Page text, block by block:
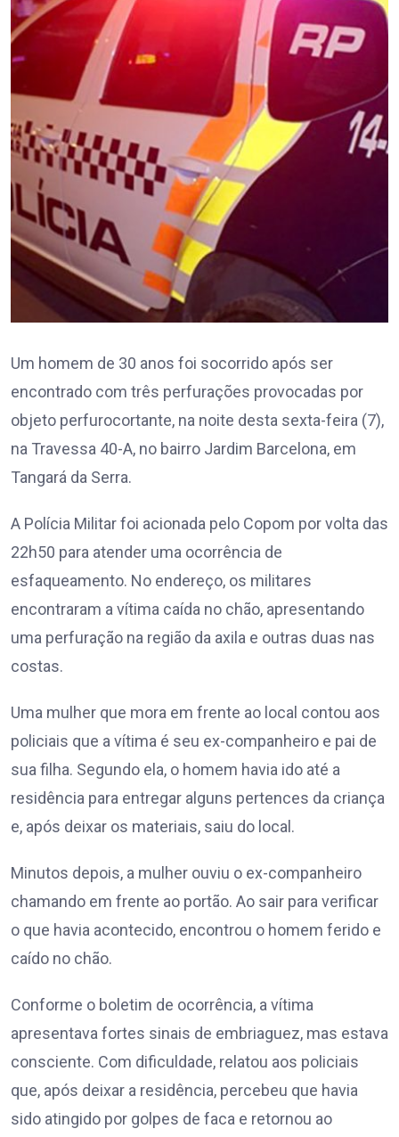
Um homem de 30 anos foi socorrido após ser
encontrado com três perfurações provocadas por
objeto perfurocortante, na noite desta sexta-feira (7),
na Travessa 40-A, no bairro Jardim Barcelona, em
Tangará da Serra.
A Polícia Militar foi acionada pelo Copom por volta das
22h50 para atender uma ocorrência de
esfaqueamento. No endereço, os militares
encontraram a vítima caída no chão, apresentando
uma perfuração na região da axila e outras duas nas
costas.
Uma mulher que mora em frente ao local contou aos
policiais que a vítima é seu ex-companheiro e pai de
sua filha. Segundo ela, o homem havia ido até a
residência para entregar alguns pertences da criança
e, após deixar os materiais, saiu do local.
Minutos depois, a mulher ouviu o ex-companheiro
chamando em frente ao portão. Ao sair para verificar
o que havia acontecido, encontrou o homem ferido e
caído no chão.
Conforme o boletim de ocorrência, a vítima
apresentava fortes sinais de embriaguez, mas estava
consciente. Com dificuldade, relatou aos policiais
que, após deixar a residência, percebeu que havia
sido atingido por golpes de faca e retornou ao